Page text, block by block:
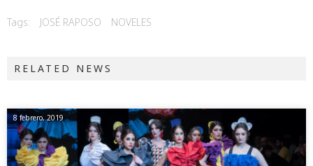
Tags: JOSÉ RAPOSO NOVELES
RELATED NEWS
8 febrero, 2019